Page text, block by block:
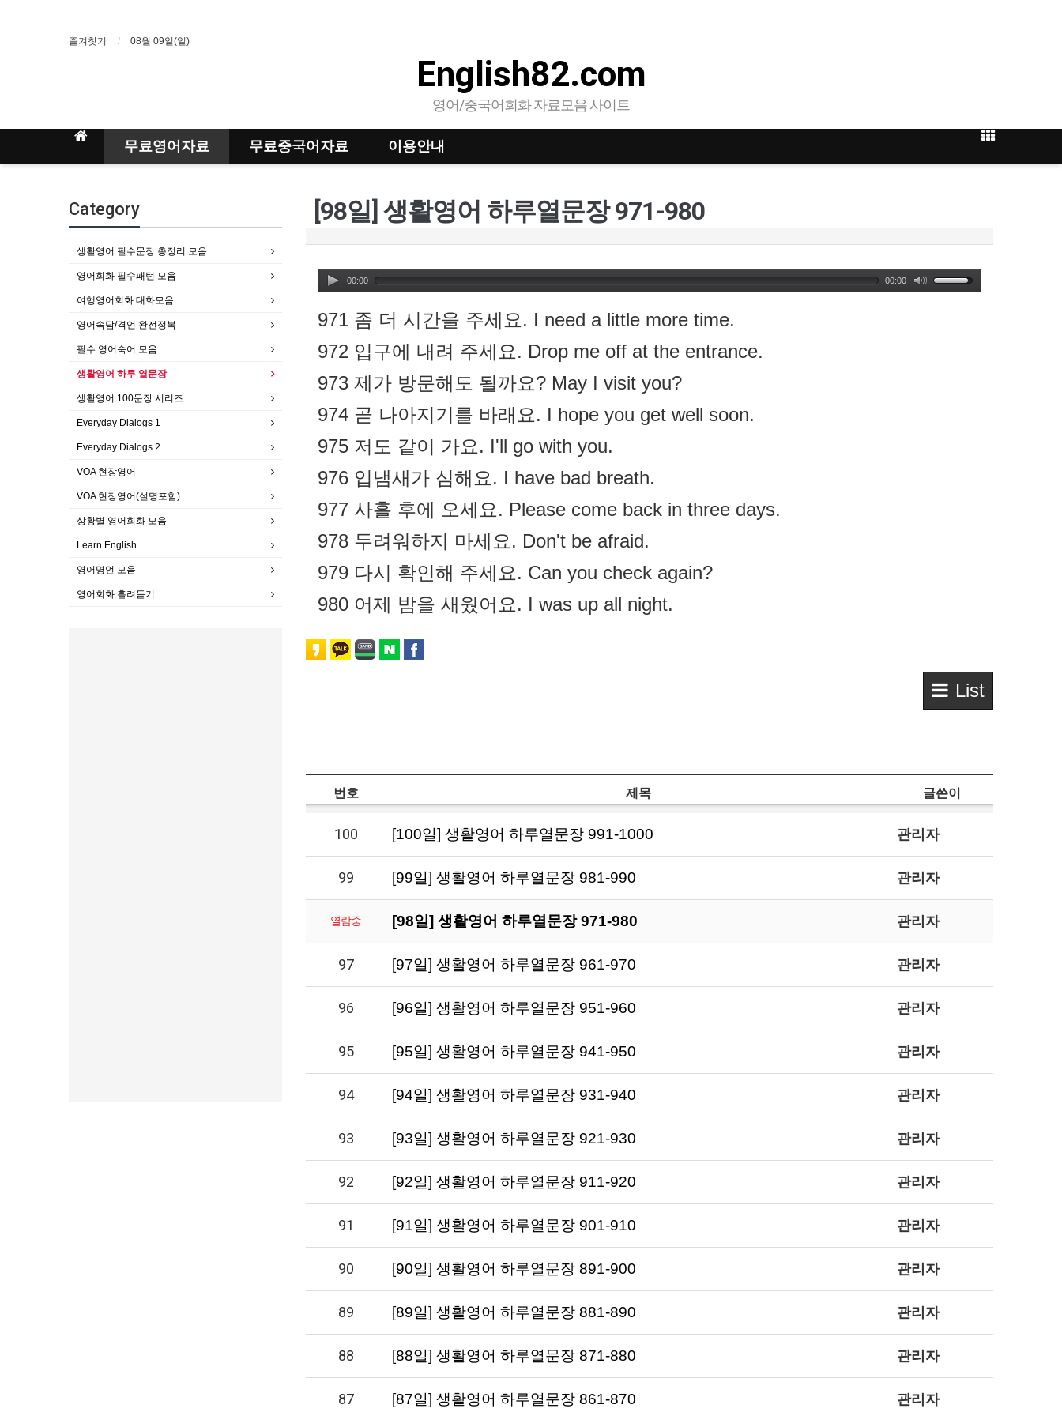
즐겨찾기 08월 09일(일)
English82.com
영어/중국어회화 자료모음 사이트
무료영어자료 무료중국어자료 이용안내
[98일] 생활영어 하루열문장 971-980
00:00 00:00
971 좀 더 시간을 주세요. I need a little more time.
972 입구에 내려 주세요. Drop me off at the entrance.
973 제가 방문해도 될까요? May I visit you?
974 곧 나아지기를 바래요. I hope you get well soon.
975 저도 같이 가요. I'll go with you.
976 입냄새가 심해요. I have bad breath.
977 사흘 후에 오세요. Please come back in three days.
978 두려워하지 마세요. Don't be afraid.
979 다시 확인해 주세요. Can you check again?
980 어제 밤을 새웠어요. I was up all night.
List
번호 제목 글쓴이
100 [100일] 생활영어 하루열문장 991-1000 관리자
99 [99일] 생활영어 하루열문장 981-990 관리자
열람중 [98일] 생활영어 하루열문장 971-980 관리자
97 [97일] 생활영어 하루열문장 961-970 관리자
96 [96일] 생활영어 하루열문장 951-960 관리자
95 [95일] 생활영어 하루열문장 941-950 관리자
94 [94일] 생활영어 하루열문장 931-940 관리자
93 [93일] 생활영어 하루열문장 921-930 관리자
92 [92일] 생활영어 하루열문장 911-920 관리자
91 [91일] 생활영어 하루열문장 901-910 관리자
90 [90일] 생활영어 하루열문장 891-900 관리자
89 [89일] 생활영어 하루열문장 881-890 관리자
88 [88일] 생활영어 하루열문장 871-880 관리자
87 [87일] 생활영어 하루열문장 861-870 관리자
Category
생활영어 필수문장 총정리 모음
영어회화 필수패턴 모음
여행영어회화 대화모음
영어속담/격언 완전정복
필수 영어숙어 모음
생활영어 하루 열문장
생활영어 100문장 시리즈
Everyday Dialogs 1
Everyday Dialogs 2
VOA 현장영어
VOA 현장영어(설명포함)
상황별 영어회화 모음
Learn English
영어명언 모음
영어회화 흘려듣기